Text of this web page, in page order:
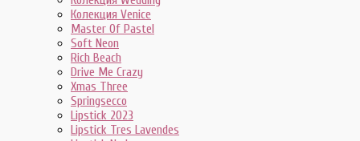
Колекция Venice
Master Of Pastel
Soft Neon
Rich Beach
Drive Me Crazy
Xmas Three
Springsecco
Lipstick 2023
Lipstick Tres Lavendes